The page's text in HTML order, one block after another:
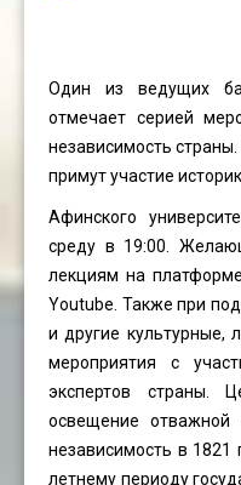
Один из ведущих
отмечает серией
независимость
примут участие
Афинского
среду в 19:00.
лекциям на
Youtube. Также при
и другие культурные,
мероприятия с
экспертов страны.
освещение отважной
независимость в 1821
летнему периоду